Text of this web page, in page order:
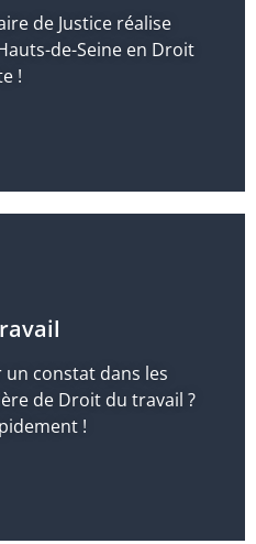
de Justice réalise
de-Seine en Droit
!
constat dans les
de Droit du travail ?
!